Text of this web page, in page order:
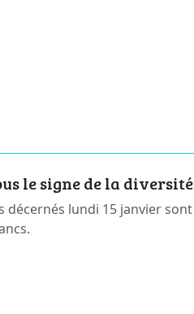
le signe de la diversité
décernés lundi 15 janvier sont